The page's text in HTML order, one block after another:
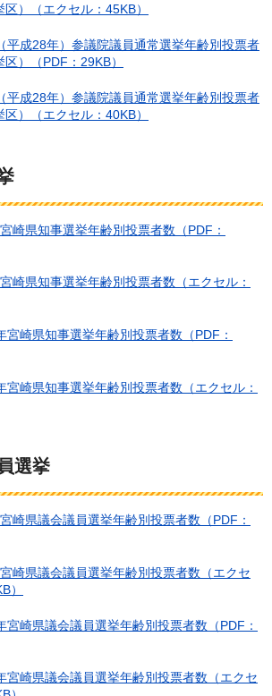
区）（エクセル：45KB）
平成28年）参議院議員通常選挙年齢別投票者
区）（PDF：29KB）
平成28年）参議院議員通常選挙年齢別投票者
区）（エクセル：40KB）
崎県知事選挙年齢別投票者数（PDF：
崎県知事選挙年齢別投票者数（エクセル：
宮崎県知事選挙年齢別投票者数（PDF：
宮崎県知事選挙年齢別投票者数（エクセル：
選挙
崎県議会議員選挙年齢別投票者数（PDF：
崎県議会議員選挙年齢別投票者数（エクセ
）
宮崎県議会議員選挙年齢別投票者数（PDF：
宮崎県議会議員選挙年齢別投票者数（エクセ